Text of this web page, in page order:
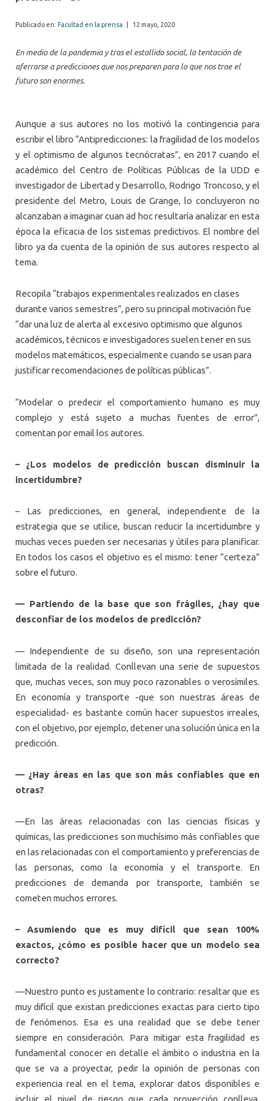
Publicado en: Facultad en la prensa 12 mayo, 2020
En medio de la pandemia y tras el estallido social, la tentación de
aferrarse a predicciones que nos preparen para lo que nos trae el
futuro son enormes.
Aunque a sus autores no los motivó la contingencia para
escribir el libro “Antipredicciones: la fragilidad de los modelos
y el optimismo de algunos tecnócratas”, en 2017 cuando el
académico del Centro de Políticas Públicas de la UDD e
investigador de Libertad y Desarrollo, Rodrigo Troncoso, y el
presidente del Metro, Louis de Grange, lo concluyeron no
alcanzaban a imaginar cuan ad hoc resultaría analizar en esta
época la eficacia de los sistemas predictivos. El nombre del
libro ya da cuenta de la opinión de sus autores respecto al
tema.
Recopila “trabajos experimentales realizados en clases
durante varios semestres”, pero su principal motivación fue
“dar una luz de alerta al excesivo optimismo que algunos
académicos, técnicos e investigadores suelen tener en sus
modelos matemáticos, especialmente cuando se usan para
justificar recomendaciones de políticas públicas”.
“Modelar o predecir el comportamiento humano es muy
complejo y está sujeto a muchas fuentes de error”,
comentan por email los autores.
– ¿Los modelos de predicción buscan disminuir la
incertidumbre?
– Las predicciones, en general, independiente de la
estrategia que se utilice, buscan reducir la incertidumbre y
muchas veces pueden ser necesarias y útiles para planificar.
En todos los casos el objetivo es el mismo: tener “certeza”
sobre el futuro.
— Partiendo de la base que son frágiles, ¿hay que
desconfiar de los modelos de predicción?
— Independiente de su diseño, son una representación
limitada de la realidad. Conllevan una serie de supuestos
que, muchas veces, son muy poco razonables o verosímiles.
En economía y transporte -que son nuestras áreas de
especialidad- es bastante común hacer supuestos irreales,
con el objetivo, por ejemplo, detener una solución única en la
predicción.
— ¿Hay áreas en las que son más confiables que en
otras?
—En las áreas relacionadas con las ciencias físicas y
químicas, las predicciones son muchísimo más confiables que
en las relacionadas con el comportamiento y preferencias de
las personas, como la economía y el transporte. En
predicciones de demanda por transporte, también se
cometen muchos errores.
– Asumiendo que es muy difícil que sean 100%
exactos, ¿cómo es posible hacer que un modelo sea
correcto?
—Nuestro punto es justamente lo contrario: resaltar que es
muy difícil que existan predicciones exactas para cierto tipo
de fenómenos. Esa es una realidad que se debe tener
siempre en consideración. Para mitigar esta fragilidad es
fundamental conocer en detalle el ámbito o industria en la
que se va a proyectar, pedir la opinión de personas con
experiencia real en el tema, explorar datos disponibles e